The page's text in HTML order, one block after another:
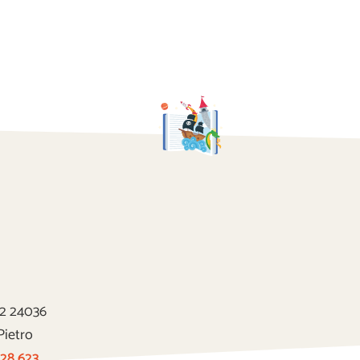
24036